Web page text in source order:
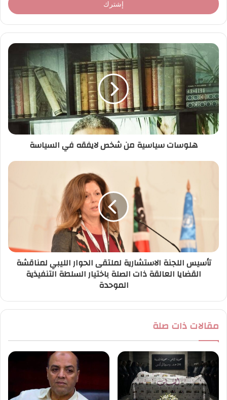
ل
ر
د
ا
ل
إ
ل
ك
ت
ر
ي
هلوسات سياسية من شخص لايفقه في السياسة
تأسيس اللجنة الاستشارية لملتقى الحوار الليبي لمناقشة
القضايا العالقة ذات الصلة باختيار السلطة التنفيذية
الموحدة
مقالات ذات صلة